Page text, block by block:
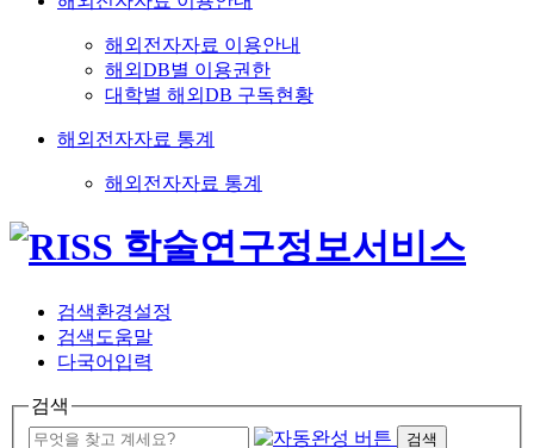
해외전자자료 이용안내
해외DB별 이용권한
대학별 해외DB 구독현황
해외전자자료 통계
해외전자자료 통계
검색환경설정
검색도움말
다국어입력
검색
검색